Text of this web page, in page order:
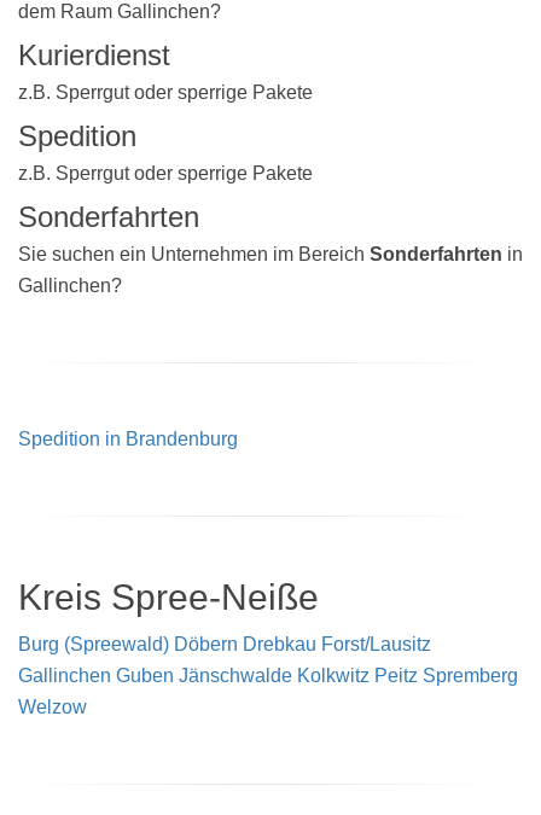
dem Raum Gallinchen?
Kurierdienst
z.B. Sperrgut oder sperrige Pakete
Spedition
z.B. Sperrgut oder sperrige Pakete
Sonderfahrten
Sie suchen ein Unternehmen im Bereich Sonderfahrten in
Gallinchen?
Spedition in Brandenburg
Kreis Spree-Neiße
Burg (Spreewald) Döbern Drebkau Forst/Lausitz
Gallinchen Guben Jänschwalde Kolkwitz Peitz Spremberg
Welzow